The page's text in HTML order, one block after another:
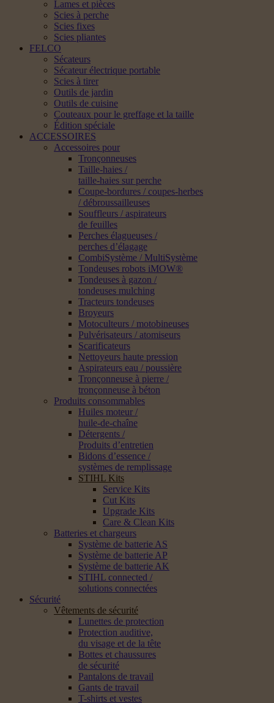
Lames et pièces
Scies à perche
Scies fixes
Scies pliantes
FELCO
Sécateurs
Sécateur électrique portable
Scies à tirer
Outils de jardin
Outils de cuisine
Couteaux pour le greffage et la taille
Édition spéciale
ACCESSOIRES
Accessoires pour
Tronçonneuses
Taille-haies /
taille-haies sur perche
Coupe-bordures / coupes-herbes
/ débroussailleuses
Souffleurs / aspirateurs
de feuilles
Perches élagueuses /
perches d’élagage
CombiSystème / MultiSystème
Tondeuses robots iMOW®
Tondeuses à gazon /
tondeuses mulching
Tracteurs tondeuses
Broyeurs
Motoculteurs / motobineuses
Pulvérisateurs / atomiseurs
Scarificateurs
Nettoyeurs haute pression
Aspirateurs eau / poussière
Tronçonneuse à pierre /
tronçonneuse à béton
Produits consommables
Huiles moteur /
huile-de-chaîne
Détergents /
Produits d’entretien
Bidons d’essence /
systèmes de remplissage
STIHL Kits
Service Kits
Cut Kits
Upgrade Kits
Care & Clean Kits
Batteries et chargeurs
Système de batterie AS
Système de batterie AP
Système de batterie AK
STIHL connected /
solutions connectées
Sécurité
Vêtements de sécurité
Lunettes de protection
Protection auditive,
du visage et de la tête
Bottes et chaussures
de sécurité
Pantalons de travail
Gants de travail
T-shirts et vestes